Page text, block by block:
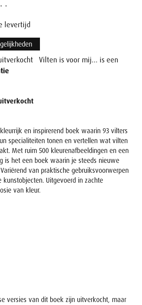
.
levertijd
Vilten is voor mij... is een
en inspirerend boek waarin 93 vilters
specialiteiten tonen en vertellen wat vilten
Met ruim 500 kleurenafbeeldingen en een
is het een boek waarin je steeds nieuwe
van praktische gebruiksvoorwerpen
Uitgevoerd in zachte
van kleur.
versies van dit boek zijn uitverkocht, maar